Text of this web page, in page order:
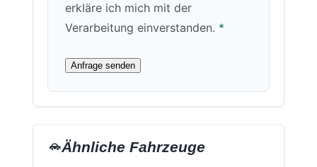
erkläre ich mich mit der
Verarbeitung einverstanden. *
Anfrage senden
Ähnliche Fahrzeuge